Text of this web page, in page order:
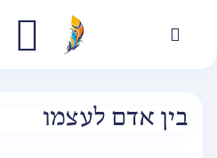
בין אדם לעצמו